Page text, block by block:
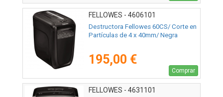
FELLOWES - 4606101
Destructora Fellowes 60CS/ Corte en
Partículas de 4 x 40mm/ Negra
195,00 €
Comprar
FELLOWES - 4631101